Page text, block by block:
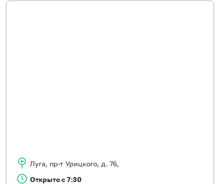
Луга, пр-т Урицкого, д. 76,
Открыто с 7:30